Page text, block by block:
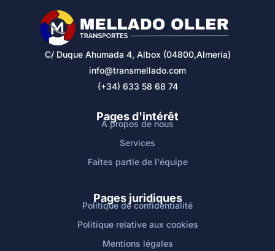
C/ Duque Ahumada 4, Albox (04800,Almería)
info@transmellado.com
(+34) 633 58 68 74
Pages d'intérêt
À propos de nous
Services
Faites partie de l'équipe
Pages juridiques
Politique de confidentialité
Politique relative aux cookies
Mentions légales